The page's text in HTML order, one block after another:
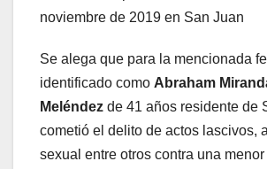
noviembre de 2019 en San Juan
Se alega que para la mencionada
identificado como Abraham
Meléndez de 41 años residente de
cometió el delito de actos lascivos,
sexual entre otros contra una